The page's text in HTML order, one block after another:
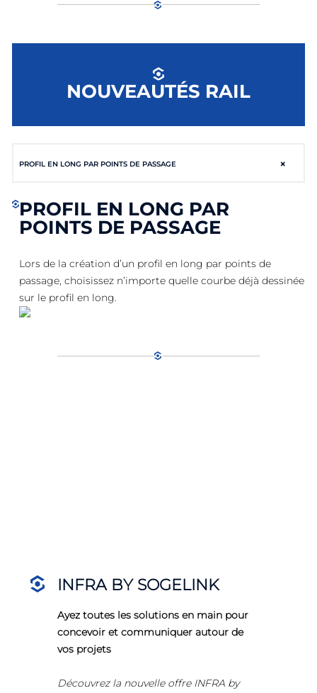
NOUVEAUTÉS RAIL
×
PROFIL EN LONG PAR POINTS DE PASSAGE
PROFIL EN LONG PAR
POINTS DE PASSAGE
Lors de la création d’un profil en long par points de
passage, choisissez n’importe quelle courbe déjà dessinée
sur le profil en long.
INFRA BY SOGELINK
Ayez toutes les solutions en main pour
concevoir et communiquer autour de
vos projets
Découvrez la nouvelle offre INFRA by